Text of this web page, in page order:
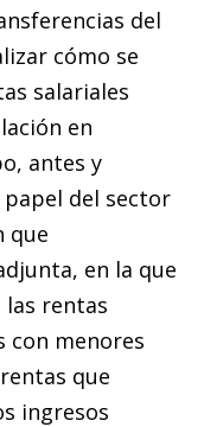
del
cómo se
salariales
en
antes y
del sector
que
en la que
rentas
con menores
que
ingresos